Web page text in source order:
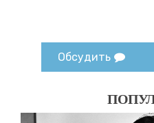
Обсудить